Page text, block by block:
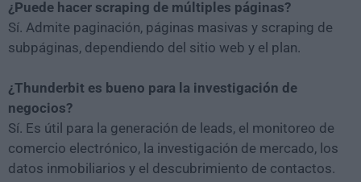
¿Puede hacer scraping de múltiples páginas?
Sí. Admite paginación, páginas masivas y scraping de
subpáginas, dependiendo del sitio web y el plan.
¿Thunderbit es bueno para la investigación de
negocios?
Sí. Es útil para la generación de leads, el monitoreo de
comercio electrónico, la investigación de mercado, los
datos inmobiliarios y el descubrimiento de contactos.